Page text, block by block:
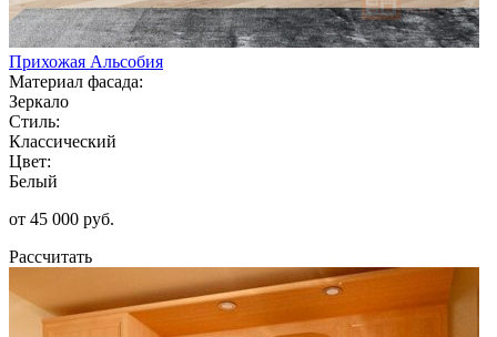
Прихожая Альсобия
Материал фасада:
Зеркало
Стиль:
Классический
Цвет:
Белый
от 45 000 руб.
Рассчитать